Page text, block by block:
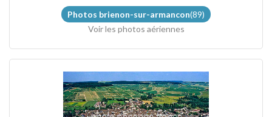
Photos brienon-sur-armancon(89)
Voir les photos aériennes